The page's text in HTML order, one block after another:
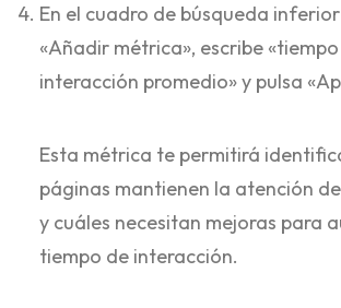
En el cuadro de búsqueda
«Añadir métrica», escribe
interacción promedio» y pulsa
Esta métrica te permitirá
páginas mantienen la atención
y cuáles necesitan mejoras para
tiempo de interacción.